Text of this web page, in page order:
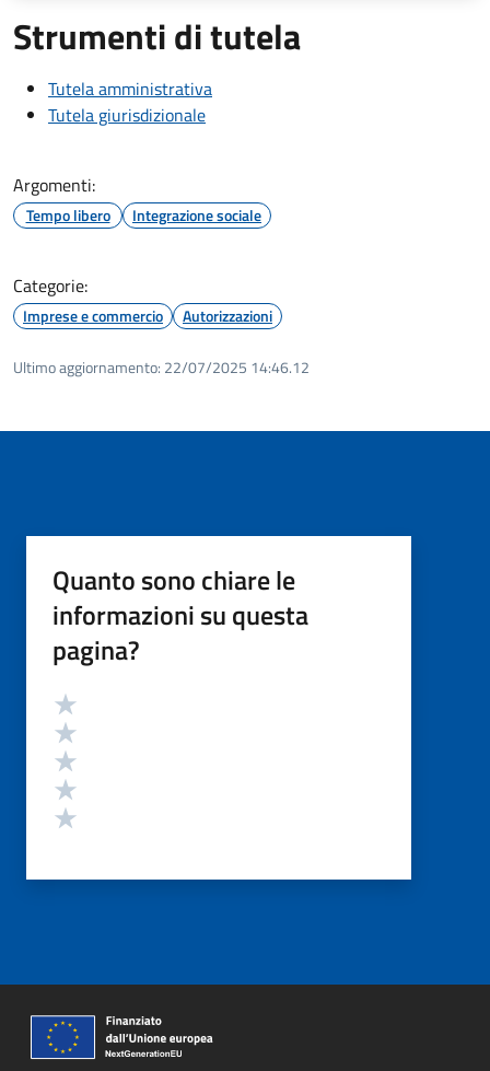
Strumenti di tutela
Tutela amministrativa
Tutela giurisdizionale
Argomenti:
Tempo libero Integrazione sociale
Categorie:
Imprese e commercio Autorizzazioni
Ultimo aggiornamento: 22/07/2025 14:46.12
Quanto sono chiare le
informazioni su questa
pagina?
Valutazione